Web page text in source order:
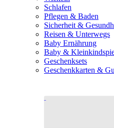
Schlafen
Pflegen & Baden
Sicherheit &
Reisen & Unterwegs
Baby Ernährung
Baby &
Geschenksets
Geschenkkarten &